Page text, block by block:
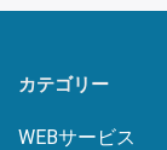
カテゴリー
WEBサービス